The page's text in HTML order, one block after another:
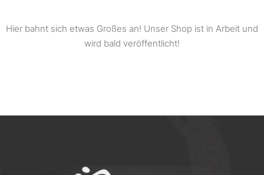
Hier bahnt sich etwas Großes an! Unser Shop ist in Arbeit und
wird bald veröffentlicht!